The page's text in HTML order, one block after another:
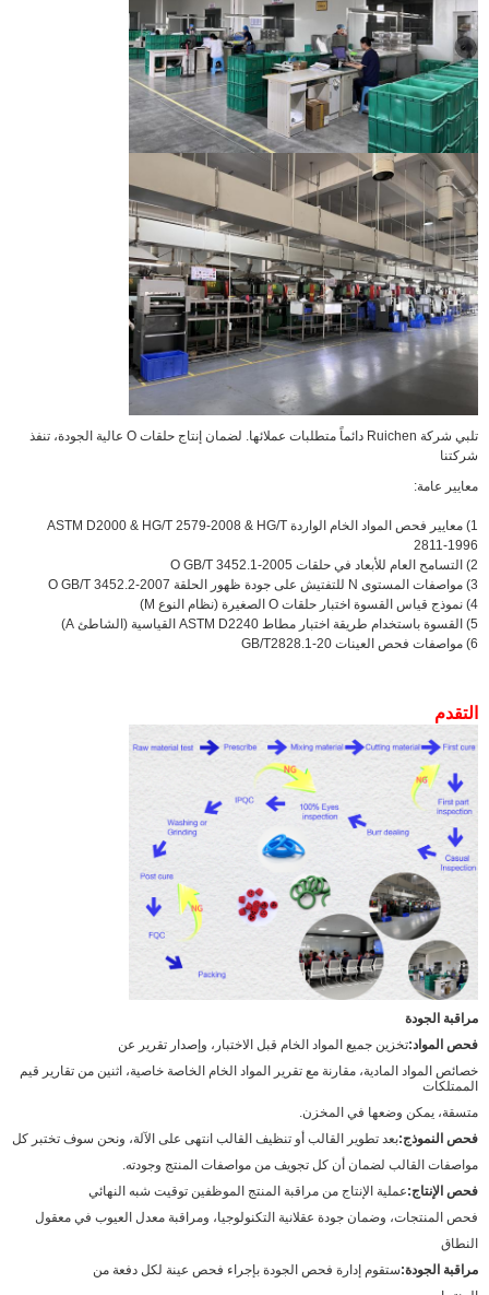
تلبي شركة Ruichen دائماً متطلبات عملائها. لضمان إنتاج حلقات O عالية الجودة، تنفذ
شركتنا
معايير عامة:
1) معايير فحص المواد الخام الواردة ASTM D2000 & HG/T 2579-2008 & HG/T
2811-1996
2) التسامح العام للأبعاد في حلقات O GB/T 3452.1-2005
3) مواصفات المستوى N للتفتيش على جودة ظهور الحلقة O GB/T 3452.2-2007
4) نموذج قياس القسوة اختبار حلقات O الصغيرة (نظام النوع M)
5) القسوة باستخدام طريقة اختبار مطاط ASTM D2240 القياسية (الشاطئ A)
6) مواصفات فحص العينات GB/T2828.1-20
التقدم
مراقبة الجودة
فحص المواد:تخزين جميع المواد الخام قبل الاختبار، وإصدار تقرير عن
خصائص المواد المادية، مقارنة مع تقرير المواد الخام الخاصة خاصية، اثنين من تقارير قيم
الممتلكات
متسقة، يمكن وضعها في المخزن.
فحص النموذج:بعد تطوير القالب أو تنظيف القالب انتهى على الآلة، ونحن سوف تختبر كل
مواصفات القالب لضمان أن كل تجويف من مواصفات المنتج وجودته.
فحص الإنتاج:عملية الإنتاج من مراقبة المنتج الموظفين توقيت شبه النهائي
فحص المنتجات، وضمان جودة عقلانية التكنولوجيا، ومراقبة معدل العيوب في معقول
النطاق
مراقبة الجودة:ستقوم إدارة فحص الجودة بإجراء فحص عينة لكل دفعة من